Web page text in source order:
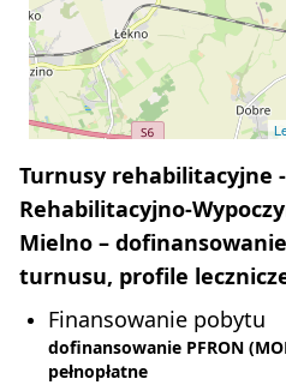
Turnusy rehabilitacyjne
Rehabilitacyjno-
Mielno –
turnusu, profile
Finansowanie pobytu
dofinansowanie PFRON
pełnopłatne